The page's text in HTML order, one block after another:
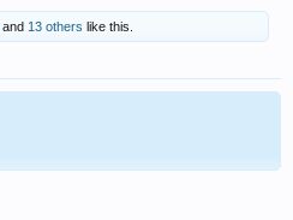
and 13 others like this.